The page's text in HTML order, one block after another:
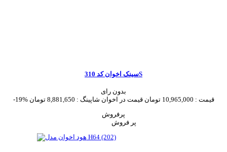
سینک اخوان کد 310S
بدون رای
-19%
قیمت : 10,965,000 تومان قیمت در اخوان شاپینگ : 8,881,650 تومان
پرفروش